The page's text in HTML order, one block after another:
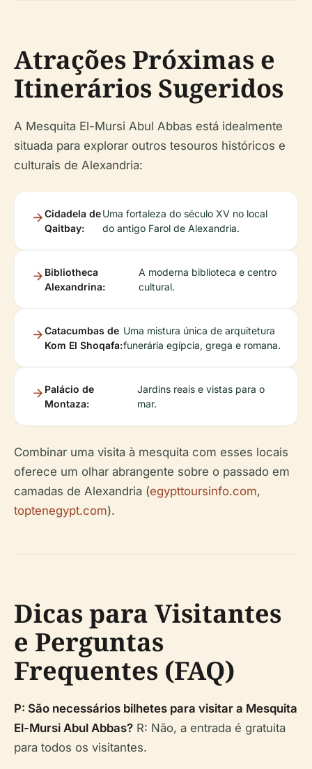
Atrações Próximas e
Itinerários Sugeridos
A Mesquita El-Mursi Abul Abbas está idealmente
situada para explorar outros tesouros históricos e
culturais de Alexandria:
Cidadela de
Qaitbay:
Uma fortaleza do século XV no local
do antigo Farol de Alexandria.
Bibliotheca
Alexandrina:
A moderna biblioteca e centro
cultural.
Catacumbas de
Kom El Shoqafa:
Uma mistura única de arquitetura
funerária egípcia, grega e romana.
Palácio de
Montaza:
Jardins reais e vistas para o
mar.
Combinar uma visita à mesquita com esses locais
oferece um olhar abrangente sobre o passado em
camadas de Alexandria (egypttoursinfo.com,
toptenegypt.com).
Dicas para Visitantes
e Perguntas
Frequentes (FAQ)
P: São necessários bilhetes para visitar a Mesquita
El-Mursi Abul Abbas? R: Não, a entrada é gratuita
para todos os visitantes.